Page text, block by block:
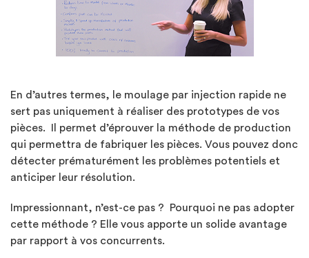
En d’autres termes, le moulage par injection rapide ne
sert pas uniquement à réaliser des prototypes de vos
pièces. Il permet d’éprouver la méthode de production
qui permettra de fabriquer les pièces. Vous pouvez donc
détecter prématurément les problèmes potentiels et
anticiper leur résolution.
Impressionnant, n’est-ce pas ? Pourquoi ne pas adopter
cette méthode ? Elle vous apporte un solide avantage
par rapport à vos concurrents.